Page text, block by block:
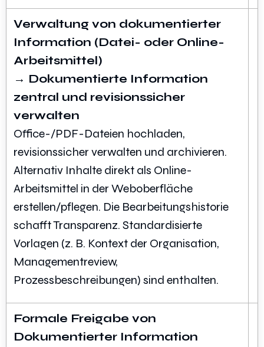
Verwaltung von dokumentierter
Information (Datei- oder Online-
Arbeitsmittel)
→ Dokumentierte Information
zentral und revisionssicher
verwalten
Office-/PDF-Dateien hochladen,
revisionssicher verwalten und archivieren.
Alternativ Inhalte direkt als Online-
Arbeitsmittel in der Weboberfläche
erstellen/pflegen. Die Bearbeitungshistorie
schafft Transparenz. Standardisierte
Vorlagen (z. B. Kontext der Organisation,
Managementreview,
Prozessbeschreibungen) sind enthalten.
Formale Freigabe von
Dokumentierter Information